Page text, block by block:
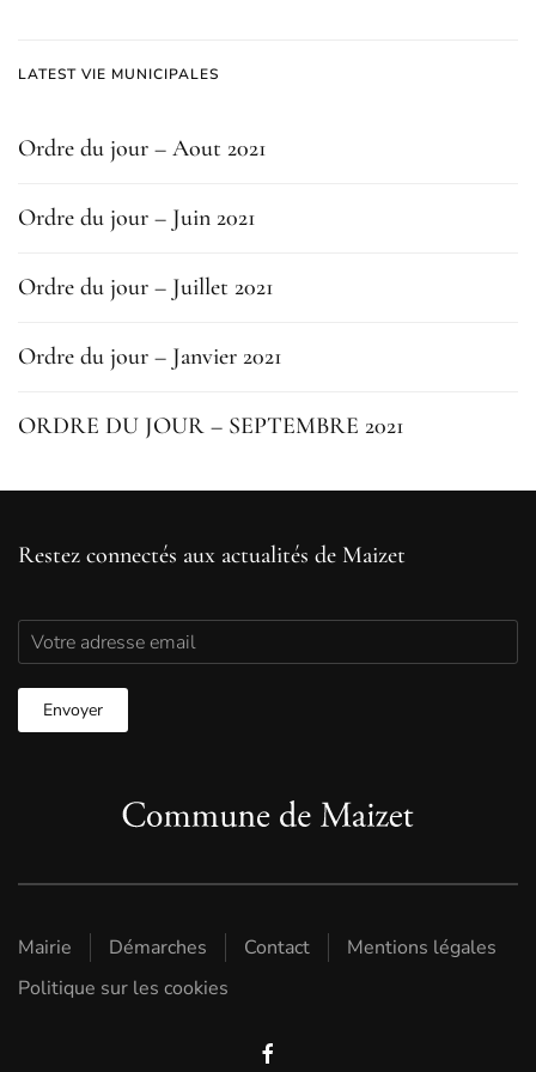
LATEST VIE MUNICIPALES
Ordre du jour – Aout 2021
Ordre du jour – Juin 2021
Ordre du jour – Juillet 2021
Ordre du jour – Janvier 2021
ORDRE DU JOUR – SEPTEMBRE 2021
Restez connectés aux actualités de Maizet
Mairie Démarches Contact
Mentions légales
Politique sur les cookies